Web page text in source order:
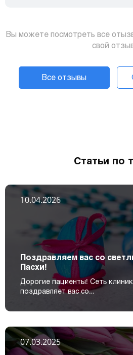
Вы можете посмотреть все
свой
Все отзывы
Статьи по
10.04.2026
Поздравляем вас со
Пасхи!
Дорогие пациенты! Сеть
поздравляет вас со…
07.03.2025